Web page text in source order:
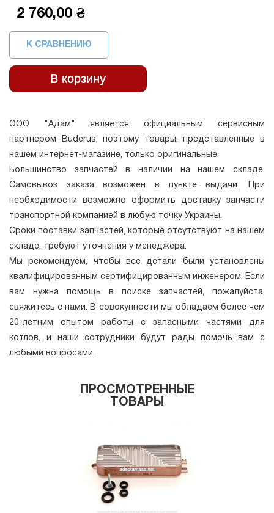
2 760,00 ₴
К СРАВНЕНИЮ
ООО "Адам" является официальным сервисным
партнером Buderus, поэтому товары, представленные в
нашем интернет-магазине, только оригинальные.
Большинство запчастей в наличии на нашем складе.
Самовывоз заказа возможен в пункте выдачи. При
необходимости возможно оформить доставку запчасти
транспортной компанией в любую точку Украины.
Сроки поставки запчастей, которые отсутствуют на нашем
складе, требуют уточнения у менеджера.
Мы рекомендуем, чтобы все детали были установлены
квалифицированным сертифицированным инженером. Если
вам нужна помощь в поиске запчастей, пожалуйста,
свяжитесь с нами. В совокупности мы обладаем более чем
20-летним опытом работы с запасными частями для
котлов, и наши сотрудники будут рады помочь вам с
любыми вопросами.
ПРОСМОТРЕННЫЕ
ТОВАРЫ